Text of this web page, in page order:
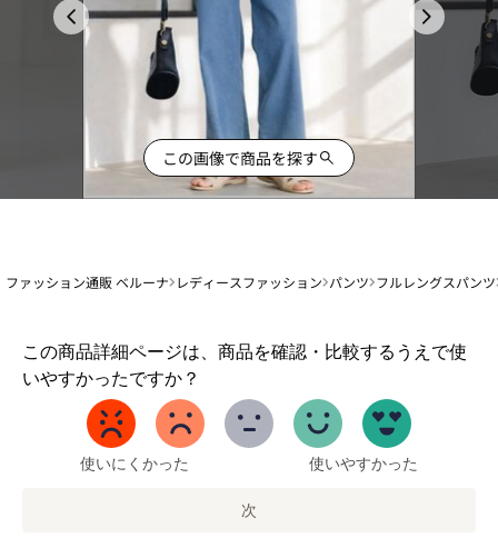
この画像で商品を探す
ファッション通販 ベルーナ レディースファッション パンツ フルレングスパンツ
この商品詳細ページは、商品を確認・比較するうえで使
いやすかったですか？
1
か
使いにくかった 使いやすかった
次